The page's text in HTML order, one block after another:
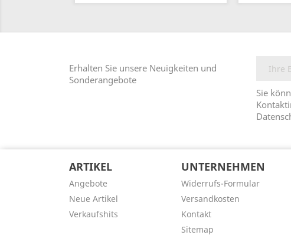
Erhalten Sie unsere Neuigkeiten und
Sonderangebote
Sie
ARTIKEL
Angebote
Neue Artikel
Verkaufshits
UNTERNEHMEN
Widerrufs-Formular
Versandkosten
Kontakt
Sitemap